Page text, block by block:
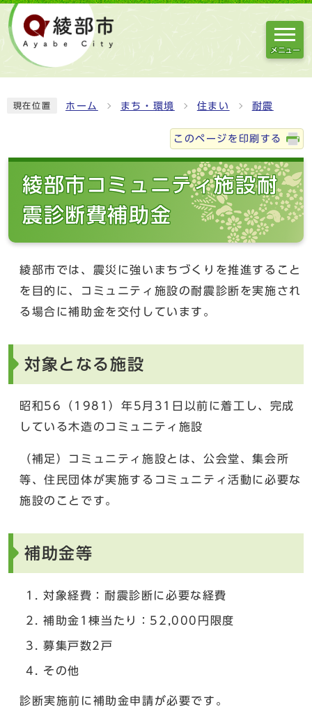
メニュー
現在位置 ホーム まち・環境 住まい 耐震
このページを印刷する
綾部市コミュニティ施設耐
震診断費補助金
綾部市では、震災に強いまちづくりを推進すること
を目的に、コミュニティ施設の耐震診断を実施され
る場合に補助金を交付しています。
対象となる施設
昭和56（1981）年5月31日以前に着工し、完成
している木造のコミュニティ施設
（補足）コミュニティ施設とは、公会堂、集会所
等、住民団体が実施するコミュニティ活動に必要な
施設のことです。
補助金等
対象経費：耐震診断に必要な経費
補助金1棟当たり：52,000円限度
募集戸数2戸
その他
診断実施前に補助金申請が必要です。